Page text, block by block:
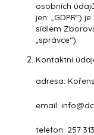
osobních
jen: „GDPR”)
sídlem
„správce“).
Kontaktní
adresa:
email:
telefon: 257 313